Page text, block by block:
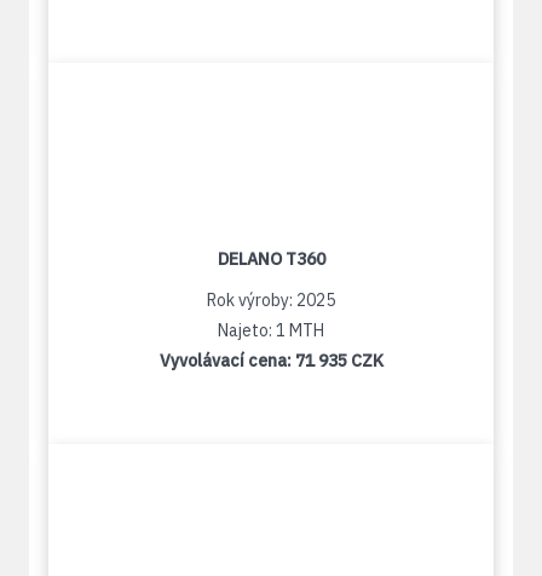
DELANO T360
Rok výroby: 2025
Najeto: 1 MTH
Vyvolávací cena: 71 935 CZK